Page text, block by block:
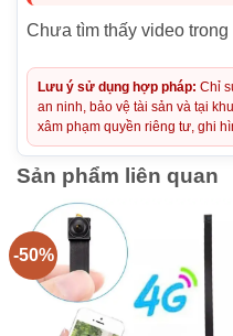
Chưa tìm thấy video trong
Lưu ý sử dụng hợp pháp: Chỉ
an ninh, bảo vệ tài sản và tại
xâm phạm quyền riêng tư, ghi
Sản phẩm liên quan
-50%